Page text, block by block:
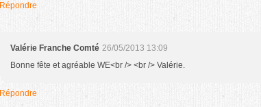
Répondre
Valérie Franche Comté 26/05/2013 13:09
Bonne fête et agréable WE<br /> <br /> Valérie.
Répondre